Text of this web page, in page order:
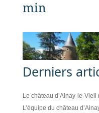
min
Derniers
Le château d’Ainay-le-
L’équipe du château